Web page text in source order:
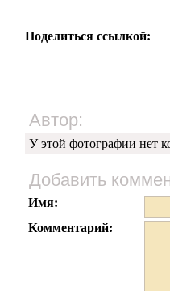
Поделиться ссылкой:
Автор:
У этой фотографии нет
Добавить
Имя:
Комментарий: